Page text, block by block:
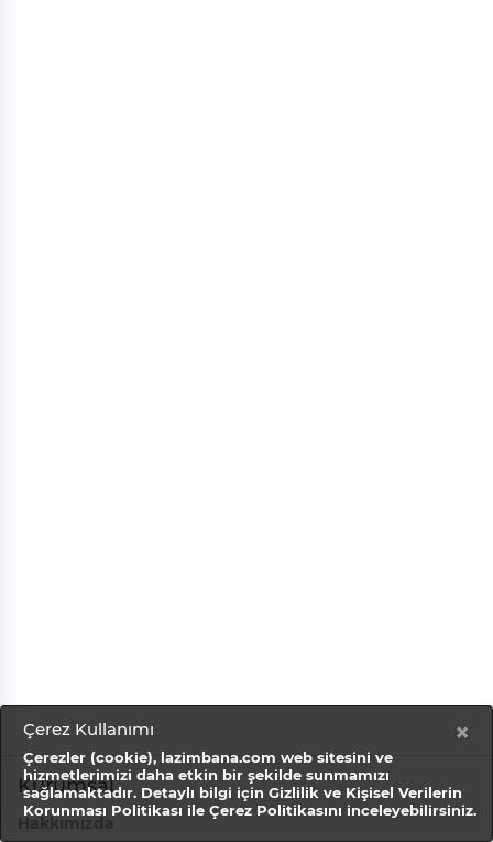
Kurumsal
Çerez Kullanımı
Çerezler (cookie), lazimbana.com web sitesini ve
hizmetlerimizi daha etkin bir şekilde sunmamızı
sağlamaktadır. Detaylı bilgi için Gizlilik ve Kişisel Verilerin
Korunması Politikası ile Çerez Politikasını inceleyebilirsiniz.
×